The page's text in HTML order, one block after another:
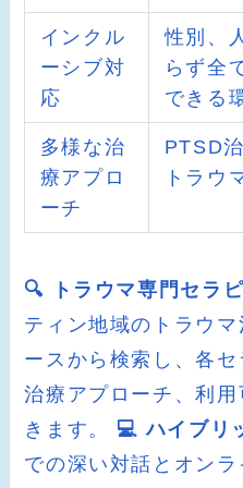
インクル
ーシブ対
応
性別、
らず全
できる
多様な治
療アプロ
ーチ
PTSD
トラウ
🔍 トラウマ専門セラ
ティン地域のトラウ
ースから検索し、各セ
治療アプローチ、利
きます。 💻 ハイブリ
での深い対話とオン